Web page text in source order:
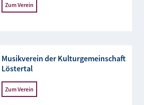
Zum Verein
Musikverein der Kulturgemeinschaft
Löstertal
Zum Verein